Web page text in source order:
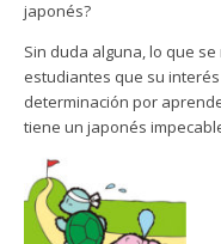
japonés?
Sin duda alguna, lo que
estudiantes que su
determinación por
tiene un japonés